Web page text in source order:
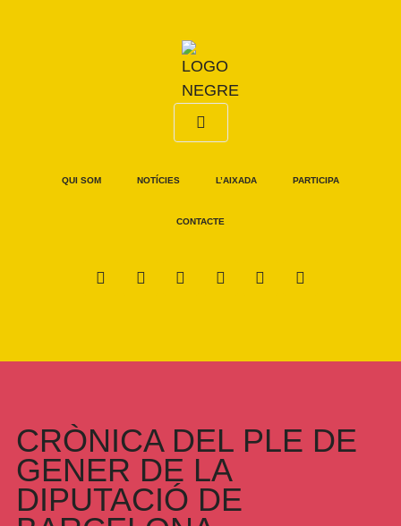
QUI SOM NOTÍCIES L’AIXADA PARTICIPA
CONTACTE
CRÒNICA DEL PLE DE
GENER DE LA
DIPUTACIÓ DE